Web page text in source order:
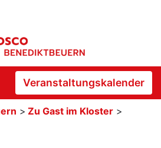
Veranstaltungskalender
> Zu Gast im Kloster >